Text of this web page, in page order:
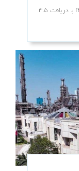
شرکت پتروشیمی بندر امام در سال ۱۴۰۳ با دریافت ۳.۵